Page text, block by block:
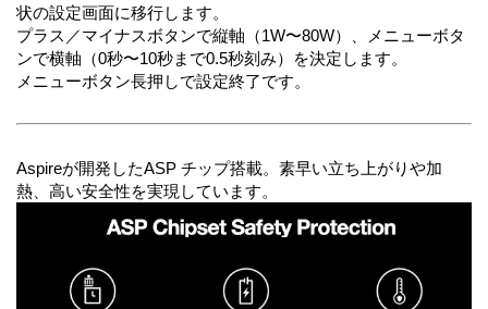
状の設定画面に移行します。
プラス／マイナスボタンで縦軸（1W〜80W）、メニューボタ
ンで横軸（0秒〜10秒まで0.5秒刻み）を決定します。
メニューボタン長押しで設定終了です。
Aspireが開発したASP チップ搭載。素早い立ち上がりや加
熱、高い安全性を実現しています。